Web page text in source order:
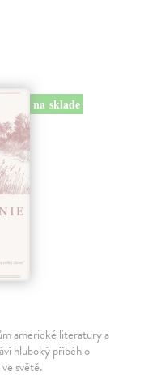
na sklade
americké literatury a
hluboký příběh o
světě.